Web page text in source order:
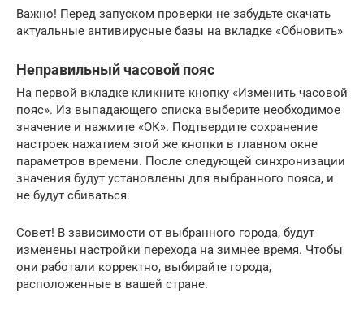
Важно! Перед запуском проверки не забудьте скачать
актуальные антивирусные базы на вкладке «Обновить»
Неправильный часовой пояс
На первой вкладке кликните кнопку «Изменить часовой
пояс». Из выпадающего списка выберите необходимое
значение и нажмите «ОК». Подтвердите сохранение
настроек нажатием этой же кнопки в главном окне
параметров времени. После следующей синхронизации
значения будут установлены для выбранного пояса, и
не будут сбиваться.
Совет! В зависимости от выбранного города, будут
изменены настройки перехода на зимнее время. Чтобы
они работали корректно, выбирайте города,
расположенные в вашей стране.